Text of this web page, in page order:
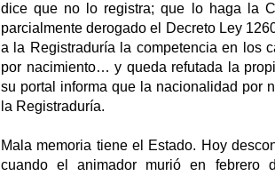
dice que no lo registra; que lo haga la
parcialmente derogado el Decreto Ley
a la Registraduría la competencia en los
por nacimiento… y queda refutada la
su portal informa que la nacionalidad por
la Registraduría.
Mala memoria tiene el Estado. Hoy
cuando el animador murió en febrero